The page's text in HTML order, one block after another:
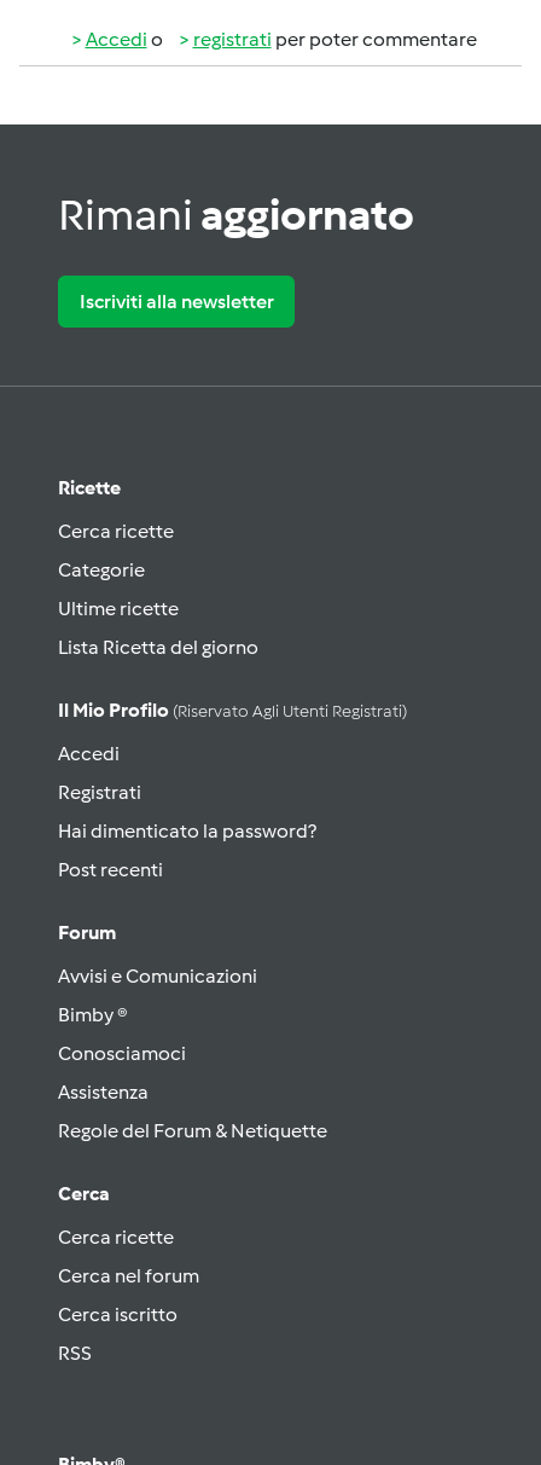
Accedi o registrati per poter commentare
Rimani aggiornato
Iscriviti alla newsletter
Ricette
Cerca ricette
Categorie
Ultime ricette
Lista Ricetta del giorno
Il Mio Profilo (riservato Agli Utenti Registrati)
Accedi
Registrati
Hai dimenticato la password?
Post recenti
Forum
Avvisi e Comunicazioni
Bimby ®
Conosciamoci
Assistenza
Regole del Forum & Netiquette
Cerca
Cerca ricette
Cerca nel forum
Cerca iscritto
RSS